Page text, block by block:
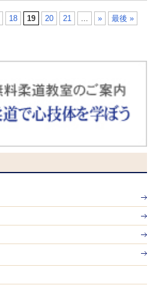
18 19 20 21 ... » 最後 »